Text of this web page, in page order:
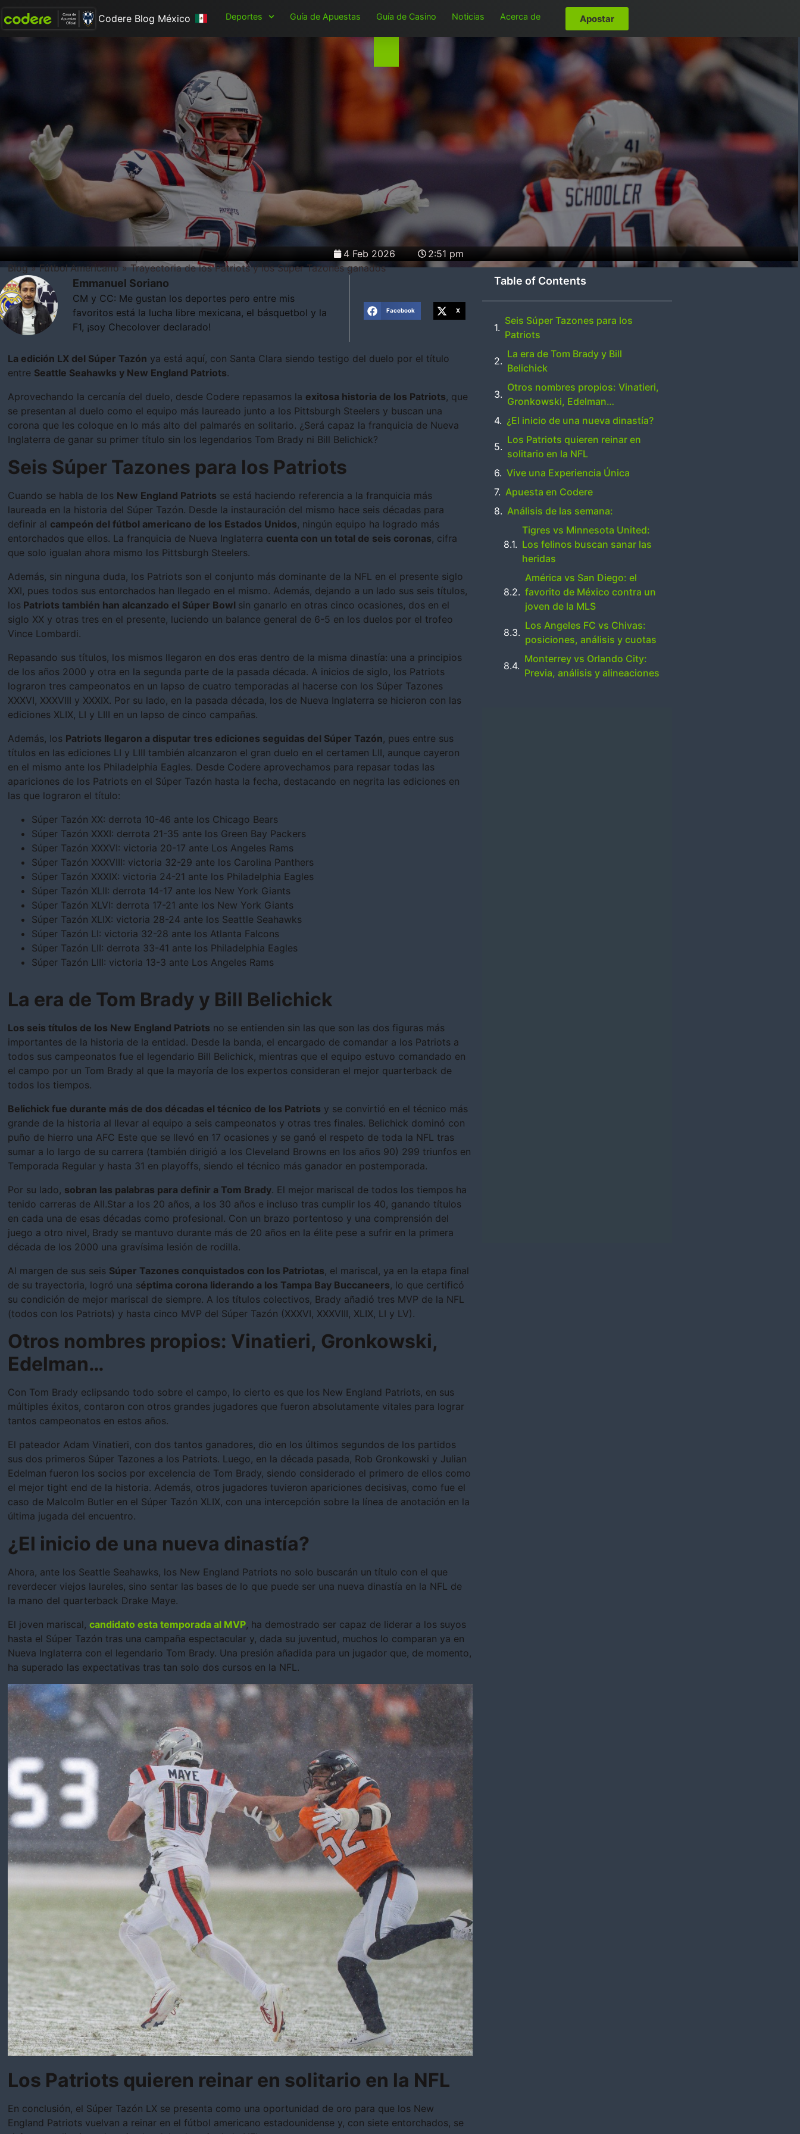
Codere Blog México Deportes Guía de Apuestas Guía de Casino Noticias Acerca de Apostar
4 Feb 2026
2:51 pm
Blog»Fútbol Americano »Trayectoria de los Patriots y los Súper Tazones ganados
Emmanuel Soriano
CM y CC: Me gustan los deportes pero entre mis
favoritos está la lucha libre mexicana, el básquetbol y la
F1, ¡soy Checolover declarado!
Facebook X
La edición LX del Súper Tazón ya está aquí, con Santa Clara siendo testigo del duelo por el título
entre Seattle Seahawks y New England Patriots.
Aprovechando la cercanía del duelo, desde Codere repasamos la exitosa historia de los Patriots, que
se presentan al duelo como el equipo más laureado junto a los Pittsburgh Steelers y buscan una
corona que les coloque en lo más alto del palmarés en solitario. ¿Será capaz la franquicia de Nueva
Inglaterra de ganar su primer título sin los legendarios Tom Brady ni Bill Belichick?
Seis Súper Tazones para los Patriots
Cuando se habla de los New England Patriots se está haciendo referencia a la franquicia más
laureada en la historia del Súper Tazón. Desde la instauración del mismo hace seis décadas para
definir al campeón del fútbol americano de los Estados Unidos, ningún equipo ha logrado más
entorchados que ellos. La franquicia de Nueva Inglaterra cuenta con un total de seis coronas, cifra
que solo igualan ahora mismo los Pittsburgh Steelers.
Además, sin ninguna duda, los Patriots son el conjunto más dominante de la NFL en el presente siglo
XXI, pues todos sus entorchados han llegado en el mismo. Además, dejando a un lado sus seis títulos,
los Patriots también han alcanzado el Súper Bowl sin ganarlo en otras cinco ocasiones, dos en el
siglo XX y otras tres en el presente, luciendo un balance general de 6-5 en los duelos por el trofeo
Vince Lombardi.
Repasando sus títulos, los mismos llegaron en dos eras dentro de la misma dinastía: una a principios
de los años 2000 y otra en la segunda parte de la pasada década. A inicios de siglo, los Patriots
lograron tres campeonatos en un lapso de cuatro temporadas al hacerse con los Súper Tazones
XXXVI, XXXVIII y XXXIX. Por su lado, en la pasada década, los de Nueva Inglaterra se hicieron con las
ediciones XLIX, LI y LIII en un lapso de cinco campañas.
Además, los Patriots llegaron a disputar tres ediciones seguidas del Súper Tazón, pues entre sus
títulos en las ediciones LI y LIII también alcanzaron el gran duelo en el certamen LII, aunque cayeron
en el mismo ante los Philadelphia Eagles. Desde Codere aprovechamos para repasar todas las
apariciones de los Patriots en el Súper Tazón hasta la fecha, destacando en negrita las ediciones en
las que lograron el título:
Súper Tazón XX: derrota 10-46 ante los Chicago Bears
Súper Tazón XXXI: derrota 21-35 ante los Green Bay Packers
Súper Tazón XXXVI: victoria 20-17 ante Los Angeles Rams
Súper Tazón XXXVIII: victoria 32-29 ante los Carolina Panthers
Súper Tazón XXXIX: victoria 24-21 ante los Philadelphia Eagles
Súper Tazón XLII: derrota 14-17 ante los New York Giants
Súper Tazón XLVI: derrota 17-21 ante los New York Giants
Súper Tazón XLIX: victoria 28-24 ante los Seattle Seahawks
Súper Tazón LI: victoria 32-28 ante los Atlanta Falcons
Súper Tazón LII: derrota 33-41 ante los Philadelphia Eagles
Súper Tazón LIII: victoria 13-3 ante Los Angeles Rams
La era de Tom Brady y Bill Belichick
Los seis títulos de los New England Patriots no se entienden sin las que son las dos figuras más
importantes de la historia de la entidad. Desde la banda, el encargado de comandar a los Patriots a
todos sus campeonatos fue el legendario Bill Belichick, mientras que el equipo estuvo comandado en
el campo por un Tom Brady al que la mayoría de los expertos consideran el mejor quarterback de
todos los tiempos.
Belichick fue durante más de dos décadas el técnico de los Patriots y se convirtió en el técnico más
grande de la historia al llevar al equipo a seis campeonatos y otras tres finales. Belichick dominó con
puño de hierro una AFC Este que se llevó en 17 ocasiones y se ganó el respeto de toda la NFL tras
sumar a lo largo de su carrera (también dirigió a los Cleveland Browns en los años 90) 299 triunfos en
Temporada Regular y hasta 31 en playoffs, siendo el técnico más ganador en postemporada.
Por su lado, sobran las palabras para definir a Tom Brady. El mejor mariscal de todos los tiempos ha
tenido carreras de All.Star a los 20 años, a los 30 años e incluso tras cumplir los 40, ganando títulos
en cada una de esas décadas como profesional. Con un brazo portentoso y una comprensión del
juego a otro nivel, Brady se mantuvo durante más de 20 años en la élite pese a sufrir en la primera
década de los 2000 una gravísima lesión de rodilla.
Al margen de sus seis Súper Tazones conquistados con los Patriotas, el mariscal, ya en la etapa final
de su trayectoria, logró una séptima corona liderando a los Tampa Bay Buccaneers, lo que certificó
su condición de mejor mariscal de siempre. A los títulos colectivos, Brady añadió tres MVP de la NFL
(todos con los Patriots) y hasta cinco MVP del Súper Tazón (XXXVI, XXXVIII, XLIX, LI y LV).
Otros nombres propios: Vinatieri, Gronkowski,
Edelman…
Con Tom Brady eclipsando todo sobre el campo, lo cierto es que los New England Patriots, en sus
múltiples éxitos, contaron con otros grandes jugadores que fueron absolutamente vitales para lograr
tantos campeonatos en estos años.
El pateador Adam Vinatieri, con dos tantos ganadores, dio en los últimos segundos de los partidos
sus dos primeros Súper Tazones a los Patriots. Luego, en la década pasada, Rob Gronkowski y Julian
Edelman fueron los socios por excelencia de Tom Brady, siendo considerado el primero de ellos como
el mejor tight end de la historia. Además, otros jugadores tuvieron apariciones decisivas, como fue el
caso de Malcolm Butler en el Súper Tazón XLIX, con una intercepción sobre la línea de anotación en la
última jugada del encuentro.
¿El inicio de una nueva dinastía?
Ahora, ante los Seattle Seahawks, los New England Patriots no solo buscarán un título con el que
reverdecer viejos laureles, sino sentar las bases de lo que puede ser una nueva dinastía en la NFL de
la mano del quarterback Drake Maye.
El joven mariscal,candidato esta temporada al MVP, ha demostrado ser capaz de liderar a los suyos
hasta el Súper Tazón tras una campaña espectacular y, dada su juventud, muchos lo comparan ya en
Nueva Inglaterra con el legendario Tom Brady. Una presión añadida para un jugador que, de momento,
ha superado las expectativas tras tan solo dos cursos en la NFL.
Los Patriots quieren reinar en solitario en la NFL
En conclusión, el Súper Tazón LX se presenta como una oportunidad de oro para que los New
England Patriots vuelvan a reinar en el fútbol americano estadounidense y, con siete entorchados, se
Table of Contents
Seis Súper Tazones para los
Patriots
La era de Tom Brady y Bill
Belichick
Otros nombres propios: Vinatieri,
Gronkowski, Edelman…
¿El inicio de una nueva dinastía?
Los Patriots quieren reinar en
solitario en la NFL
Vive una Experiencia Única
Apuesta en Codere
Análisis de las semana:
Tigres vs Minnesota United:
Los felinos buscan sanar las
heridas
América vs San Diego: el
favorito de México contra un
joven de la MLS
Los Angeles FC vs Chivas:
posiciones, análisis y cuotas
Monterrey vs Orlando City:
Previa, análisis y alineaciones